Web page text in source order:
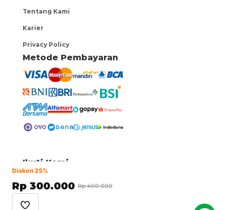
Diskon 25%
Rp 300.000 Rp 400.000
Tentang Kami
Karier
Privacy Policy
Metode Pembayaran
Ikuti Kami